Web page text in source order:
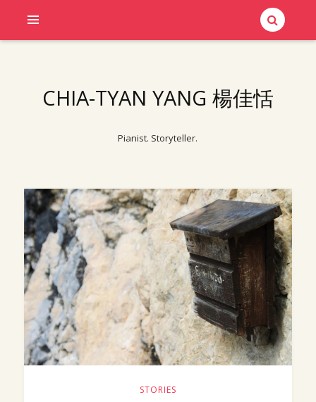
CHIA-TYAN YANG 楊佳恬
Pianist. Storyteller.
STORIES